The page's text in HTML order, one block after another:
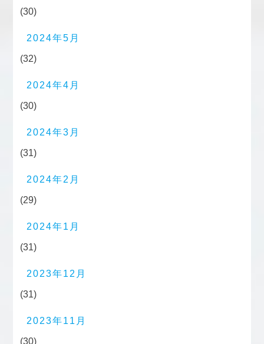
(30)
2024年5月
(32)
2024年4月
(30)
2024年3月
(31)
2024年2月
(29)
2024年1月
(31)
2023年12月
(31)
2023年11月
(30)